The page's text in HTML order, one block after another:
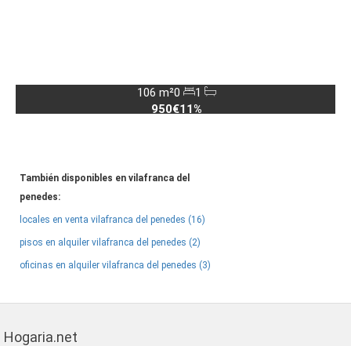
106 m²0
1
950€11%
También disponibles en vilafranca del
penedes:
locales en venta vilafranca del penedes (16)
pisos en alquiler vilafranca del penedes (2)
oficinas en alquiler vilafranca del penedes (3)
Hogaria.net